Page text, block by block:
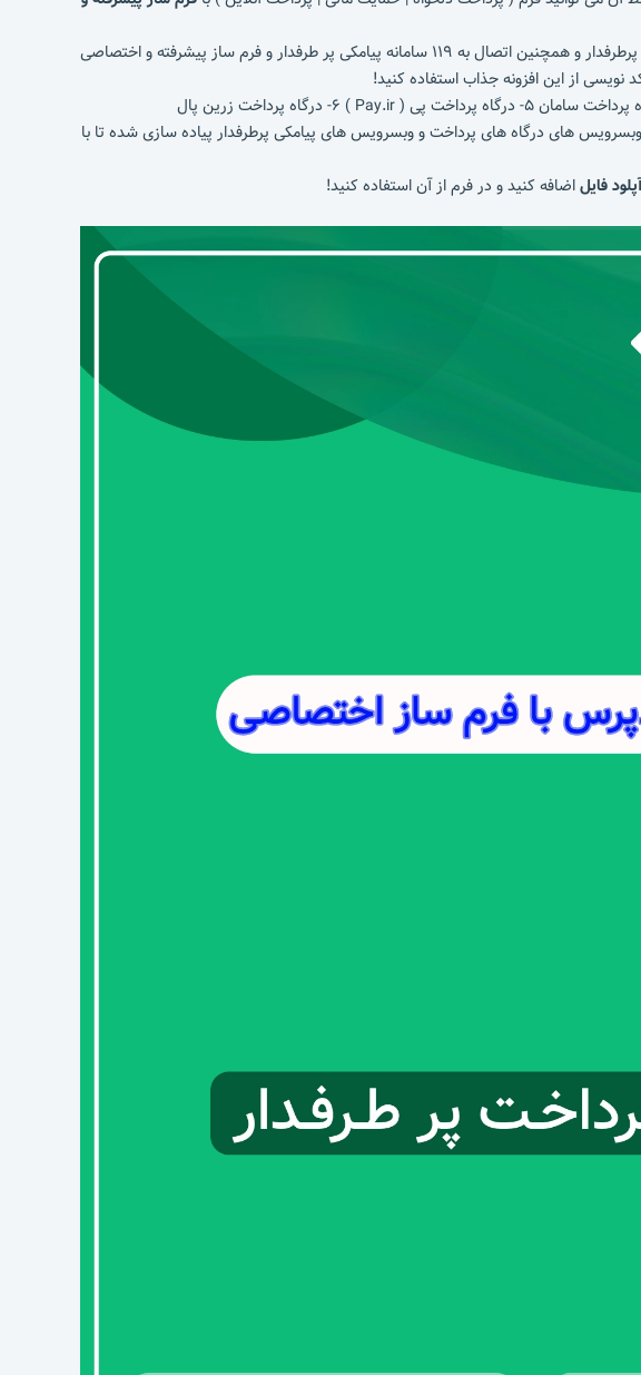
افزونه ایران پرداخت یک افزونه مستقل بدون استفاده از افزونه خاصی با امکان اتصال به ۶ درگاه پرداخت واسطه و بدون واسطه پرطرفدار و همچنین اتصال به ۱۱۹ سامانه پیامکی پر طرفدار و فرم ساز پیشرفته و اختصاصی
از این افزونه جذاب استفاده کنید!
های درگاه های پرداخت و وبسرویس های پیامکی پرطرفدار پیاده سازی شده تا با
فایلاضافه کنید و در فرم از آن استفاده کنید!